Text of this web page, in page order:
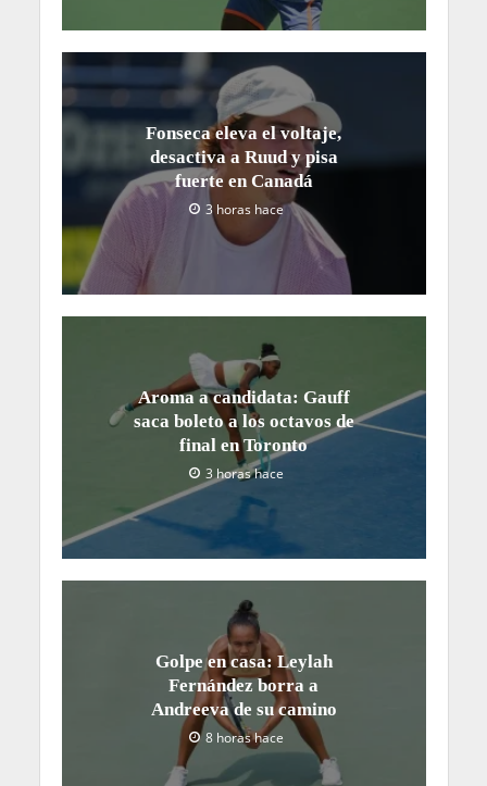
Fonseca eleva el voltaje,
desactiva a Ruud y pisa
fuerte en Canadá
3 horas hace
Aroma a candidata: Gauff
saca boleto a los octavos de
final en Toronto
3 horas hace
Golpe en casa: Leylah
Fernández borra a
Andreeva de su camino
8 horas hace